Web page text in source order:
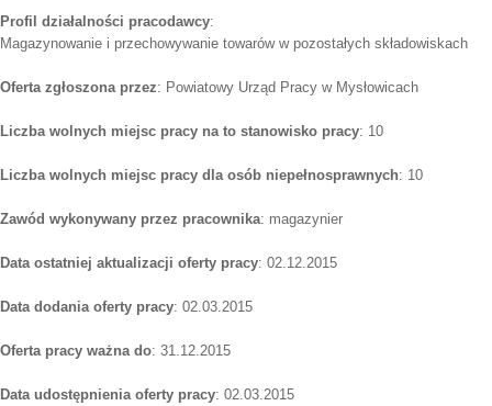
Profil działalności pracodawcy:
Magazynowanie i przechowywanie towarów w pozostałych składowiskach
Oferta zgłoszona przez: Powiatowy Urząd Pracy w Mysłowicach
Liczba wolnych miejsc pracy na to stanowisko pracy: 10
Liczba wolnych miejsc pracy dla osób niepełnosprawnych: 10
Zawód wykonywany przez pracownika: magazynier
Data ostatniej aktualizacji oferty pracy: 02.12.2015
Data dodania oferty pracy: 02.03.2015
Oferta pracy ważna do: 31.12.2015
Data udostępnienia oferty pracy: 02.03.2015